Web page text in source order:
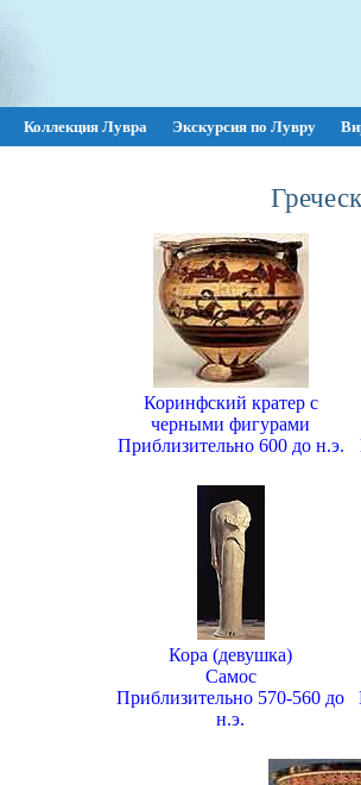
Коллекция Лувра Экскурсия по Лувру
Коринфский кратер с
черными фигурами
Приблизительно 600 до н.э.
Кора (девушка)
Самос
Приблизительно 570-560 до
н.э.